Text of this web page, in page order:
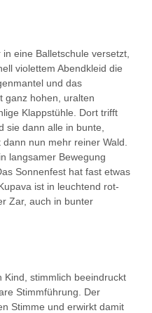
eine Balletschule versetzt,
violettem Abendkleid die
und das
ganz hohen, uralten
Klappstühle. Dort trifft
sie dann alle in bunte,
nun mehr reiner Wald.
langsamer Bewegung
Sonnenfest hat fast etwas
ist in leuchtend rot-
Zar, auch in bunter
Kind, stimmlich beeindruckt
Stimmführung. Der
Stimme und erwirkt damit